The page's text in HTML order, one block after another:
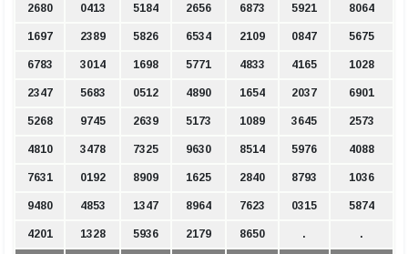
2680 0413 5184 2656 6873 5921 8064
1697 2389 5826 6534 2109 0847 5675
6783 3014 1698 5771 4833 4165 1028
2347 5683 0512 4890 1654 2037 6901
5268 9745 2639 5173 1089 3645 2573
4810 3478 7325 9630 8514 5976 4088
7631 0192 8909 1625 2840 8793 1036
9480 4853 1347 8964 7623 0315 5874
4201 1328 5936 2179 8650 . .